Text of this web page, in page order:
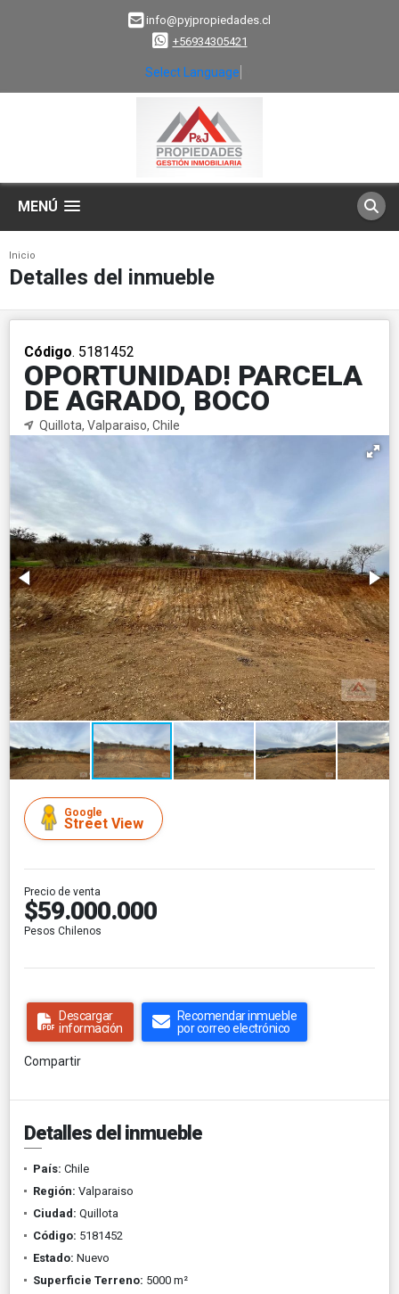
info@pyjpropiedades.cl
+56934305421
Select Language
MENÚ
Inicio
Detalles del inmueble
Código. 5181452
OPORTUNIDAD! PARCELA
DE AGRADO, BOCO
Quillota, Valparaiso, Chile
Google
Street View
Precio de venta
$59.000.000
Pesos Chilenos
Descargar
información
Recomendar inmueble
por correo electrónico
Compartir
Detalles del inmueble
País: Chile
Región: Valparaiso
Ciudad: Quillota
Código: 5181452
Estado: Nuevo
Superficie Terreno: 5000 m²